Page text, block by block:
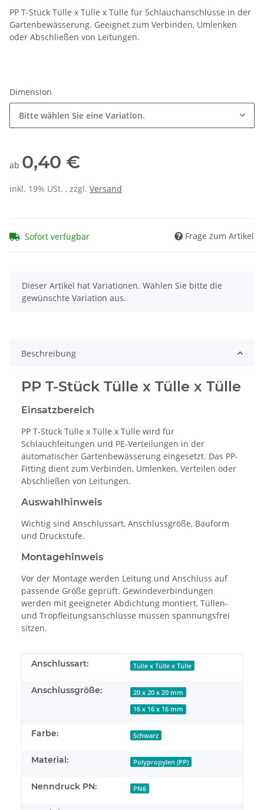
PP T-Stück Tülle x Tülle x Tülle für Schlauchanschlüsse in der
Gartenbewässerung. Geeignet zum Verbinden, Umlenken
oder Abschließen von Leitungen.
Dimension
Bitte wählen Sie eine Variation.
ab 0,40 €
inkl. 19% USt. , zzgl. Versand
Sofort verfügbar Frage zum Artikel
x
Dieser Artikel hat Variationen. Wählen Sie bitte die
gewünschte Variation aus.
Beschreibung
PP T-Stück Tülle x Tülle x Tülle
Einsatzbereich
PP T-Stück Tülle x Tülle x Tülle wird für
Schlauchleitungen und PE-Verteilungen in der
automatischer Gartenbewässerung eingesetzt. Das PP-
Fitting dient zum Verbinden, Umlenken, Verteilen oder
Abschließen von Leitungen.
Auswahlhinweis
Wichtig sind Anschlussart, Anschlussgröße, Bauform
und Druckstufe.
Montagehinweis
Vor der Montage werden Leitung und Anschluss auf
passende Größe geprüft. Gewindeverbindungen
werden mit geeigneter Abdichtung montiert, Tüllen-
und Tropfleitungsanschlüsse müssen spannungsfrei
sitzen.
Produkteigenschaft
Wert
Anschlussart: Tülle x Tülle x Tülle
Anschlussgröße: 20 x 20 x 20 mm
16 x 16 x 16 mm
Farbe: Schwarz
Material: Polypropylen (PP)
Nenndruck PN: PN6